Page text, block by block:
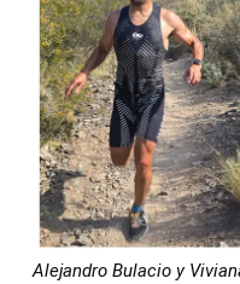
Alejandro Bulacio y